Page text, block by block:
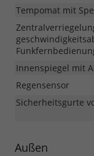
Tempomat mit
Innenspiegel mit
Regensensor
Sicherheitsgurte
Außen